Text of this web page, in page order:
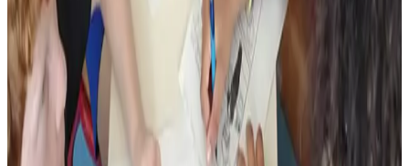
Et ça donne quoi Mortelle Adèle en breton ? Les élèves, en accord
avec les auteurs, ont choisi Diaoulez Aelez. Que l’on peut traduire
par « l’ange diablesse ». Huit cents exemplaires des deux premiers
tomes ont été imprimés.
Camille Allain